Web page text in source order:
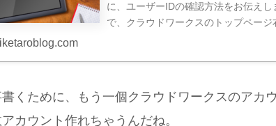
に、ユーザーIDの確認方法をお伝え
で、クラウドワークスのトップペー
くために、もう一個クラウドワークスのアカ
カウント作れちゃうんだね。